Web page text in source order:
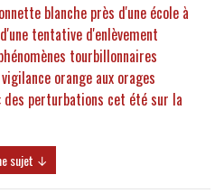
blanche près d'une école à
tentative d'enlèvement
tourbillonnaires
orange aux orages
des perturbations cet été sur la
sujet ↓